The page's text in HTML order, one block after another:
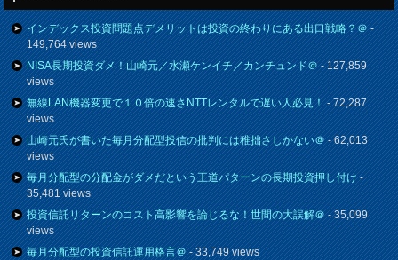
インデックス投資問題点デメリットは投資の終わりにある出口戦略？＠-
149,764 views
NISA長期投資ダメ！山崎元／水瀬ケンイチ／カンチュンド＠- 127,859
views
無線LAN機器変更で１０倍の速さNTTレンタルで遅い人必見！- 72,287
views
山崎元氏が書いた毎月分配型投信の批判には稚拙さしかない＠- 62,013
views
毎月分配型の分配金がダメだという王道パターンの長期投資押し付け-
35,481 views
投資信託リターンのコスト高影響を論じるな！世間の大誤解＠- 35,099
views
毎月分配型の投資信託運用格言＠- 33,749 views